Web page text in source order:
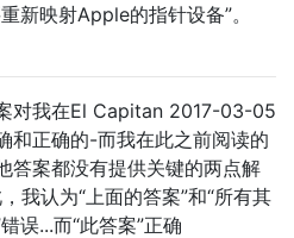
新映射Apple的指针设备”。
对我在El Capitan 2017-03-05
和正确的-而我在此之前阅读的
答案都没有提供关键的两点解
我认为“上面的答案”和“所有其
误...而“此答案”正确